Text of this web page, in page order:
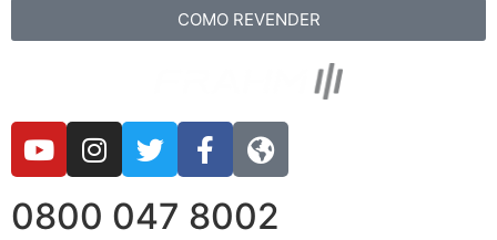
COMO REVENDER
0800 047 8002